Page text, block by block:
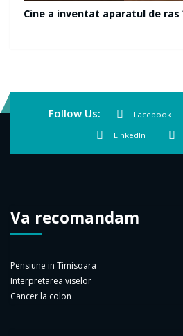
Follow Us: Facebook
LinkedIn
Va recomandam
Pensiune in Timisoara
Interpretarea viselor
Cancer la colon